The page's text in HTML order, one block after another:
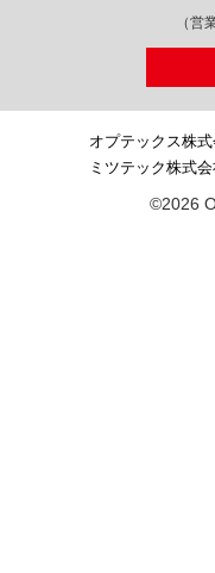
（営
オプテックス株
ミツテック株式
©2026